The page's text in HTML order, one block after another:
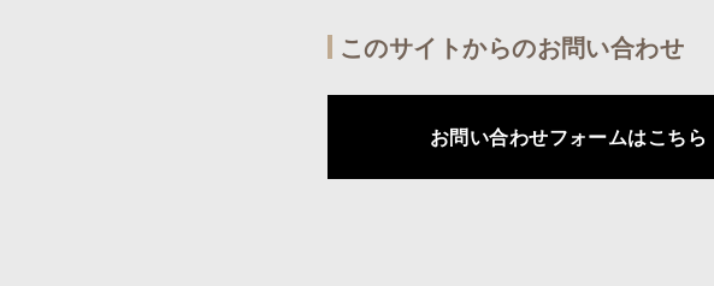
このサイトからのお問い合わせ
お問い合わせフォームはこちら